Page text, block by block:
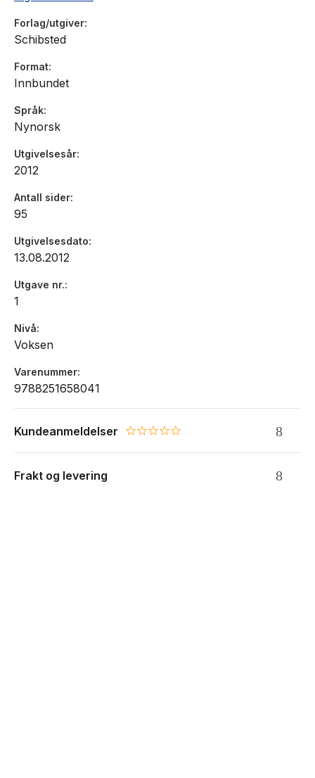
Forlag/utgiver
Schibsted
Format
Innbundet
Språk
Nynorsk
Utgivelsesår
2012
Antall sider
95
Utgivelsesdato
13.08.2012
Utgave nr.
1
Nivå
Voksen
Varenummer
9788251658041
Kundeanmeldelser 0.0 star rating
Frakt og levering